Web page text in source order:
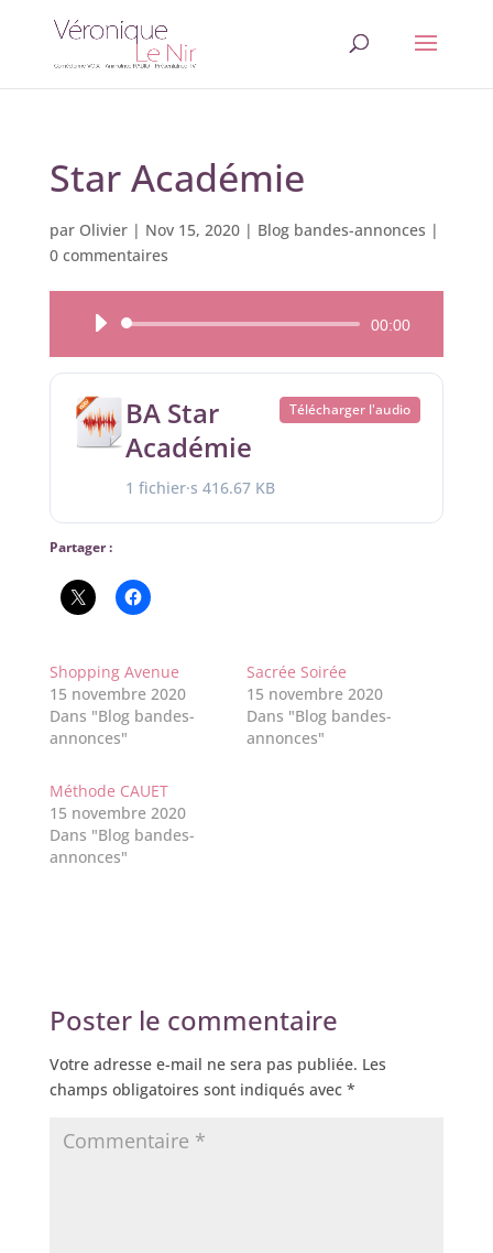
Star Académie
par Olivier| Nov 15, 2020| Blog bandes-annonces |
0 commentaires
Lecteur
00:00
BA Star
Académie
1 fichier·s 416.67 KB
Télécharger l'audio
Partager :
Shopping Avenue
15 novembre 2020
Dans "Blog bandes-
annonces"
Sacrée Soirée
15 novembre 2020
Dans "Blog bandes-
annonces"
Méthode CAUET
15 novembre 2020
Dans "Blog bandes-
annonces"
Poster le commentaire
Votre adresse e-mail ne sera pas publiée. Les
champs obligatoires sont indiqués avec *